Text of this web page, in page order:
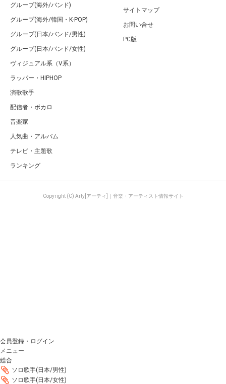
グループ(海外/バンド)
グループ(海外/韓国・K-POP)
グループ(日本/バンド/男性)
グループ(日本/バンド/女性)
ヴィジュアル系（V系）
ラッパー・HIPHOP
演歌歌手
配信者・ボカロ
音楽家
人気曲・アルバム
テレビ・主題歌
ランキング
サイトマップ
お問い合せ
PC版
Copyright (C) Arty[アーティ]｜音楽・アーティスト情報サイト
会員登録・ログイン
メニュー
総合
ソロ歌手(日本/男性)
ソロ歌手(日本/女性)